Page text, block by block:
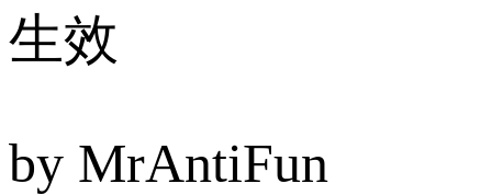
生效
by MrAntiFun